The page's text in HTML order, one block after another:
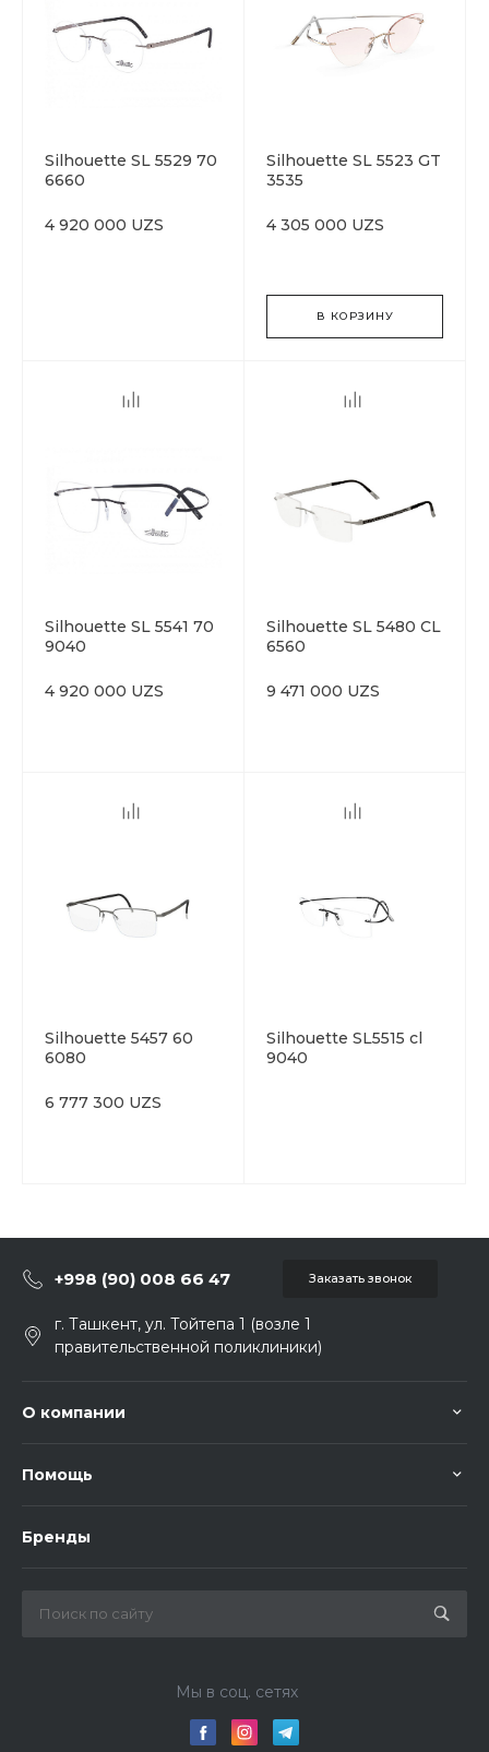
Silhouette SL 5529 70
6660
4 920 000 UZS
Silhouette SL 5523 GT
3535
4 305 000 UZS
В КОРЗИНУ
Silhouette SL 5541 70
9040
4 920 000 UZS
Silhouette SL 5480 CL
6560
9 471 000 UZS
Silhouette 5457 60
6080
6 777 300 UZS
Silhouette SL5515 cl
9040
+998 (90) 008 66 47 Заказать звонок
г. Ташкент, ул. Тойтепа 1 (возле 1
правительственной поликлиники)
О компании
Помощь
Бренды
Мы в соц. сетях